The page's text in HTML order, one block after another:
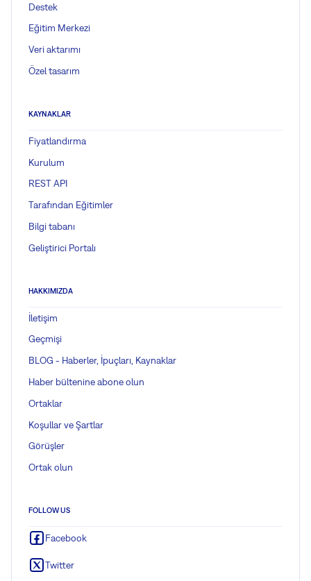
Destek
Eğitim Merkezi
Veri aktarımı
Özel tasarım
KAYNAKLAR
Fiyatlandırma
Kurulum
REST API
Tarafından Eğitimler
Bilgi tabanı
Geliştirici Portalı
HAKKIMIZDA
İletişim
Geçmişi
BLOG - Haberler, İpuçları, Kaynaklar
Haber bültenine abone olun
Ortaklar
Koşullar ve Şartlar
Görüşler
Ortak olun
FOLLOW US
Facebook
Twitter